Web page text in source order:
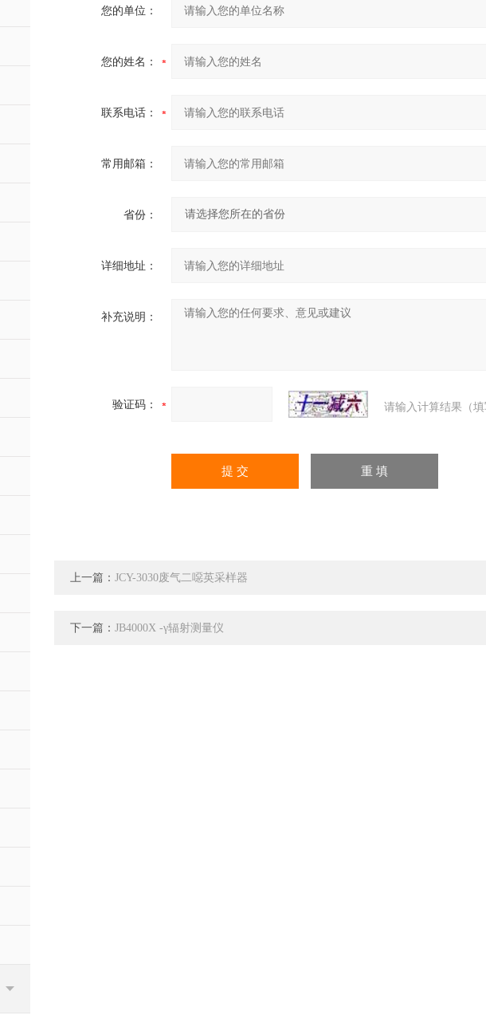
您的单位：
您的姓名：
联系电话：
常用邮箱：
省份：
详细地址：
补充说明：
验证码： 请输入计算结果（
上一篇： JCY-3030废气二噁英采样器
下一篇： JB4000X -γ辐射测量仪